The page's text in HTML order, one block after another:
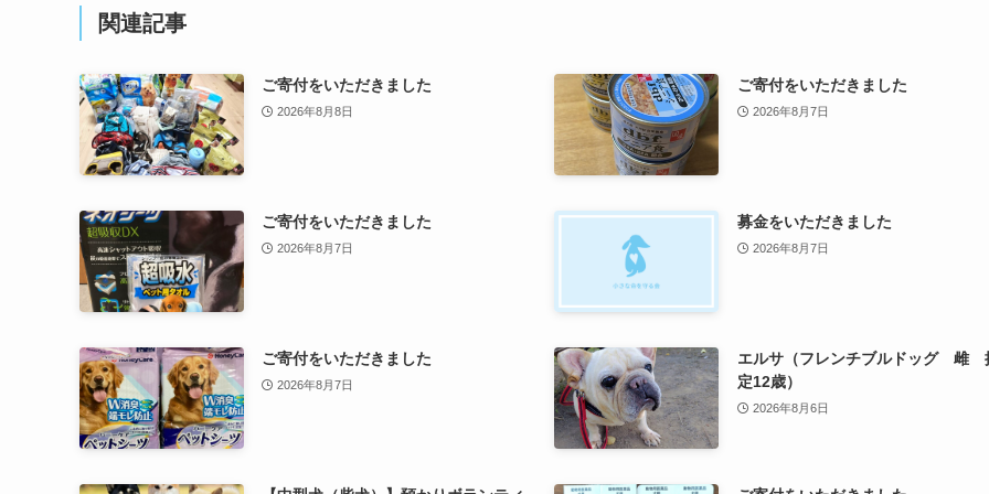
関連記事
ご寄付をいただきました
2026年8月8日
ご寄付をいただきました
2026年8月7日
ご寄付をいただきました
2026年8月7日
募金をいただきました
2026年8月7日
ご寄付をいただきました
2026年8月7日
エルサ（フレンチブルドッグ 雌
定12歳）
2026年8月6日